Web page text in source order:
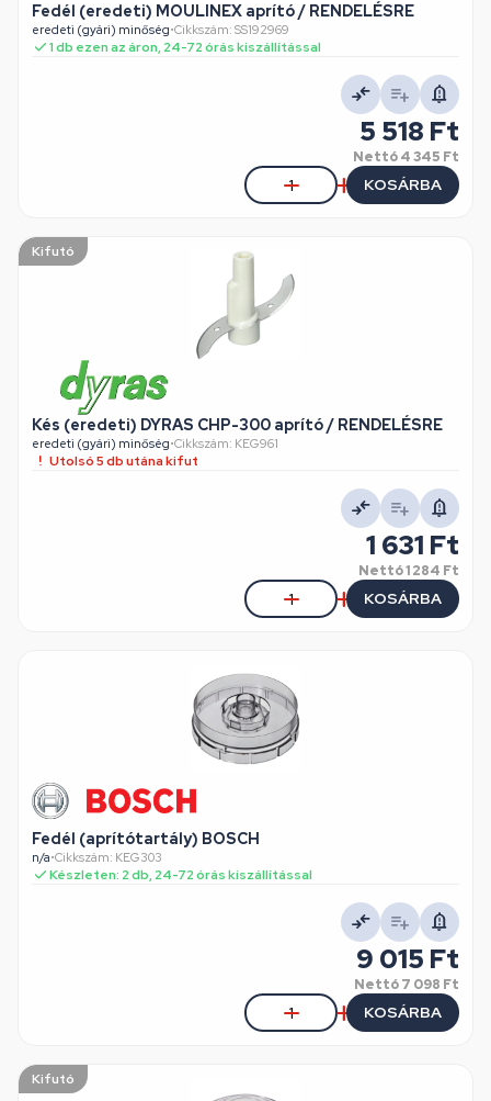
Fedél (eredeti) MOULINEX aprító / RENDELÉSRE
eredeti (gyári) minőség•Cikkszám: SS192969
1 db ezen az áron, 24-72 órás kiszállítással
5 518 Ft
Nettó4 345 Ft
KOSÁRBA
Kifutó
Kés (eredeti) DYRAS CHP-300 aprító / RENDELÉSRE
eredeti (gyári) minőség•Cikkszám: KEG961
Utolsó 5 db utána kifut
1 631 Ft
Nettó1 284 Ft
KOSÁRBA
Fedél (aprítótartály) BOSCH
n/a•Cikkszám: KEG303
Készleten: 2 db, 24-72 órás kiszállítással
9 015 Ft
Nettó7 098 Ft
KOSÁRBA
Kifutó